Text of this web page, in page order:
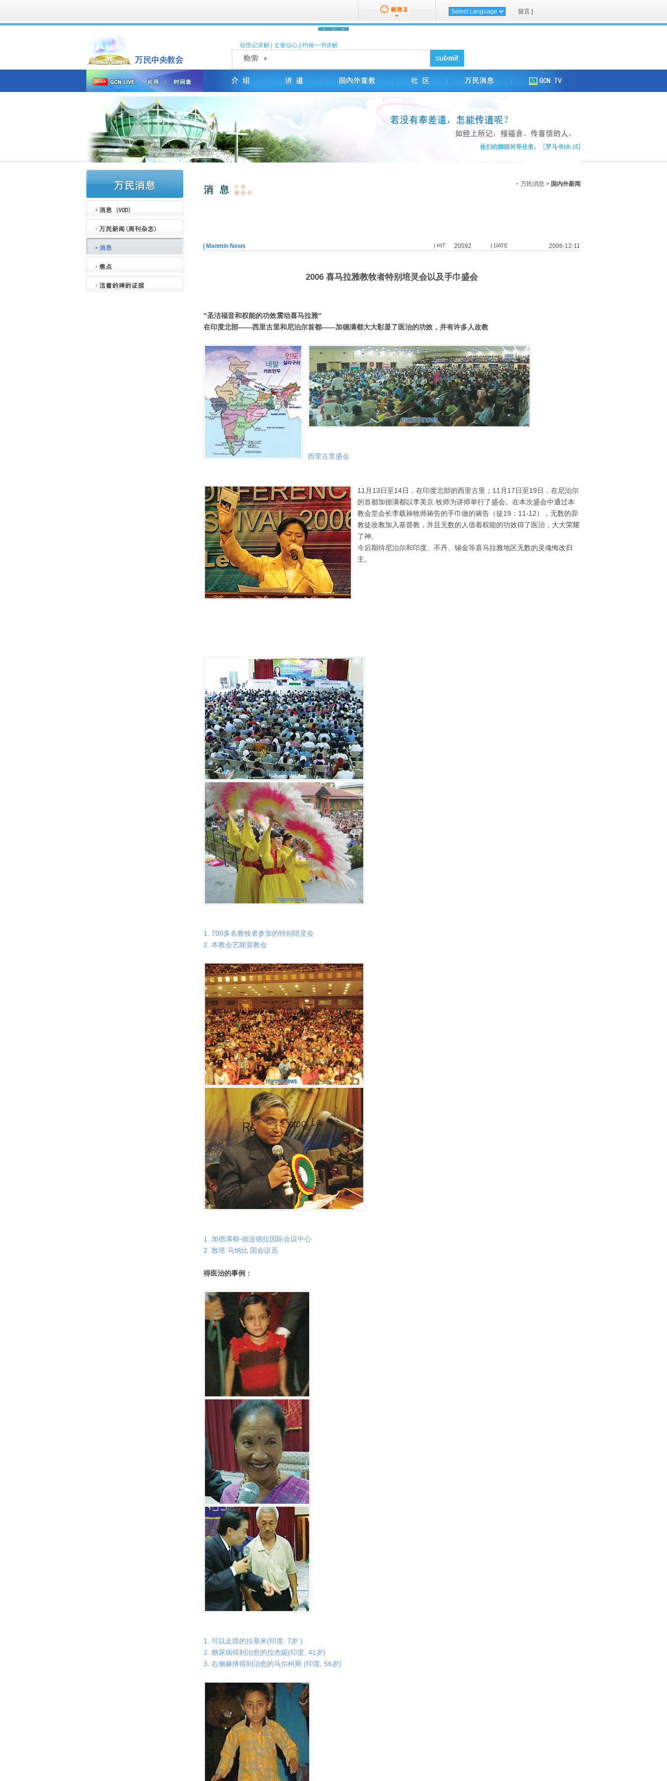
留言
创世记讲解 丈量信心 约翰一书讲解
万民消息 > 国内外新闻
| Manmin News | HIT 20592 | DATE 2006-12-11
2006 喜马拉雅教牧者特别培灵会以及手巾盛会
"圣洁福音和权能的功效震动喜马拉雅"
在印度北部——西里古里和尼泊尔首都——加德满都大大彰显了医治的功效，并有许多人改教
西里古里盛会
11月13日至14日，在印度北部的西里古里；11月17日至19日，在尼泊尔
的首都加德满都以李美京 牧师为讲师举行了盛会。在本次盛会中通过本
教会堂会长李载禄牧师祷告的手巾做的祷告（徒19：11-12），无数的异
教徒改教加入基督教，并且无数的人借着权能的功效得了医治，大大荣耀
了神。
今后期待尼泊尔和印度、不丹、锡金等喜马拉雅地区无数的灵魂悔改归
主。
1. 700多名教牧者参加的特别陪灵会
2. 本教会艺能宣教会
1. 加德满都-彼连德拉国际会议中心
2. 散塔 马纳比 国会议员
得医治的事例：
1. 可以走路的拉基米(印度, 7岁 )
2. 糖尿病得到治愈的拉杰妮(印度, 41岁)
3. 右侧麻痹得到治愈的马尔柯斯 (印度, 56岁)